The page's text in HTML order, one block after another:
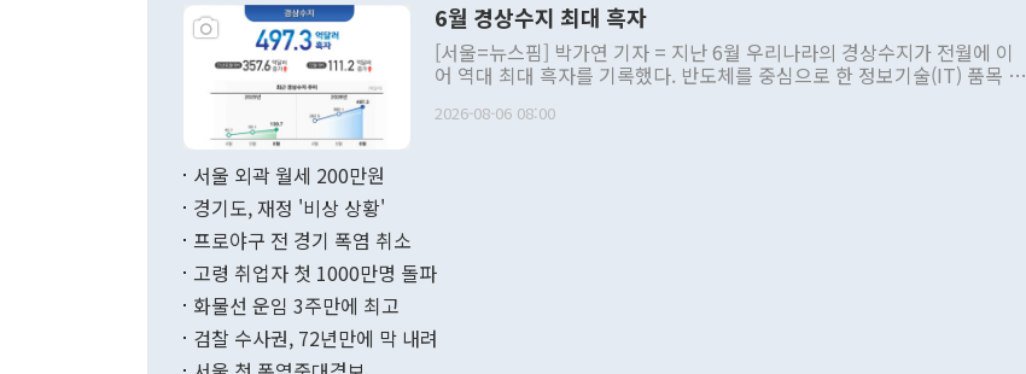
주의적 희망에 근거한 비현실적 구상'이라는 비판을 내놨다. 그동안 정 장
관의 대북 정책 관련 발언이 물의를 빚은 적은 여러 번 있지만 대통령과 유
관 부처 장관이 공개적으로 부정적 입장을 표명한 것은 이례적이다. 정 장
관의 무리한 대북 접근법과 월권을 제어해야 한다는 목소리도 높아지고 있
다. [정동영 통일부 장관이 지난달 23일 오후 서울 종로구 정부서울청사에
무너졌다고도 했다. 또 "현 시점에서 흘러간 선(先)비핵화만 되뇌는 것은
함께 4자 대화의 동력을 확보하기 위해 최선을 다할 것"이라고 말했다. 하
6월 경상수지 최대 흑자
[서울=뉴스핌] 박가연 기자 = 지난 6월 우리나라의 경상수지가 전월에 이
어 역대 최대 흑자를 기록했다. 반도체를 중심으로 한 정보기술(IT) 품목 수
료=한국은행] 한국은행이 6일 발표한 '2026년 6월 국제수지(잠정)'에 따르
며 월간 기준 처음으로 1000억달러를 넘어섰다. 상품수입은 644억8000만
196.9% 급증했고 컴퓨터·주변기기(SSD)는 282.7% 증가했다. IT 품목
수출은 160.4% 늘었으며 비IT 품목도 ▲석유제품(47.5%) ▲화공품
2026-08-06 08:00
서울 외곽 월세 200만원
경기도, 재정 '비상 상황'
프로야구 전 경기 폭염 취소
고령 취업자 첫 1000만명 돌파
화물선 운임 3주만에 최고
검찰 수사권, 72년만에 막 내려